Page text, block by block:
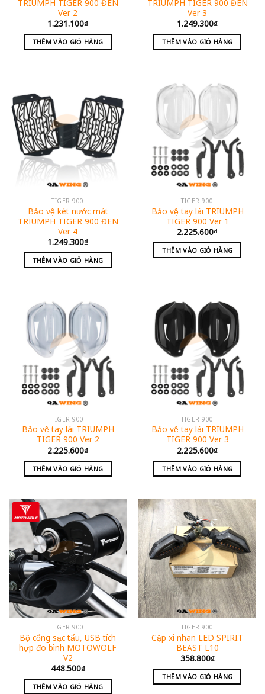
TRIUMPH TIGER 900 ĐEN
Ver 2
1.231.100₫
THÊM VÀO GIỎ HÀNG
TRIUMPH TIGER 900 ĐEN
Ver 3
1.249.300₫
THÊM VÀO GIỎ HÀNG
TIGER 900
Bảo vệ két nước mát
TRIUMPH TIGER 900 ĐEN
Ver 4
1.249.300₫
THÊM VÀO GIỎ HÀNG
TIGER 900
Bảo vệ tay lái TRIUMPH
TIGER 900 Ver 1
2.225.600₫
THÊM VÀO GIỎ HÀNG
TIGER 900
Bảo vệ tay lái TRIUMPH
TIGER 900 Ver 2
2.225.600₫
THÊM VÀO GIỎ HÀNG
TIGER 900
Bảo vệ tay lái TRIUMPH
TIGER 900 Ver 3
2.225.600₫
THÊM VÀO GIỎ HÀNG
TIGER 900
Bộ cổng sạc tẩu, USB tích
hợp đo bình MOTOWOLF
V2
448.500₫
THÊM VÀO GIỎ HÀNG
TIGER 900
Cặp xi nhan LED SPIRIT
BEAST L10
358.800₫
THÊM VÀO GIỎ HÀNG